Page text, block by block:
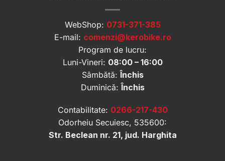
WebShop: 0731-371-385
E-mail: comenzi@kerobike.ro
Program de lucru:
Luni-Vineri: 08:00 – 16:00
Sâmbătă:Închis
Duminică:Închis
Contabilitate: 0266-217-430
Odorheiu Secuiesc, 535600:
Str. Beclean nr. 21, jud. Harghita